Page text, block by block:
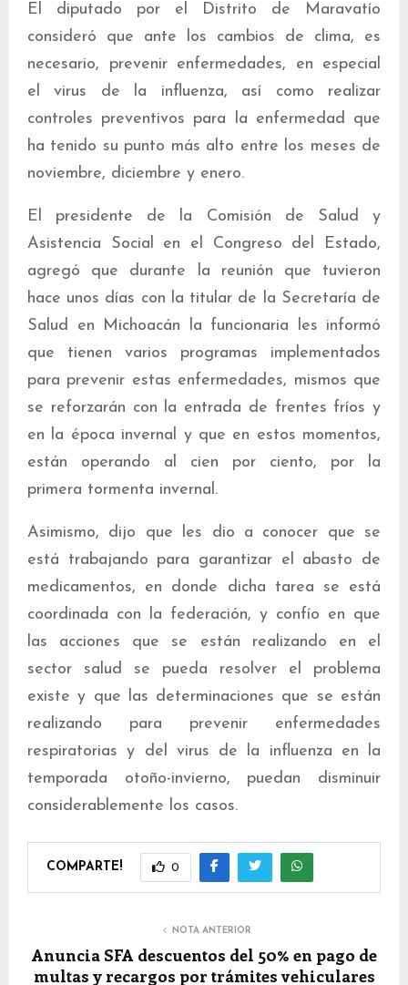
El diputado por el Distrito de Maravatío
consideró que ante los cambios de clima, es
necesario, prevenir enfermedades, en especial
el virus de la influenza, así como realizar
controles preventivos para la enfermedad que
ha tenido su punto más alto entre los meses de
noviembre, diciembre y enero.
El presidente de la Comisión de Salud y
Asistencia Social en el Congreso del Estado,
agregó que durante la reunión que tuvieron
hace unos días con la titular de la Secretaría de
Salud en Michoacán la funcionaria les informó
que tienen varios programas implementados
para prevenir estas enfermedades, mismos que
se reforzarán con la entrada de frentes fríos y
en la época invernal y que en estos momentos,
están operando al cien por ciento, por la
primera tormenta invernal.
Asimismo, dijo que les dio a conocer que se
está trabajando para garantizar el abasto de
medicamentos, en donde dicha tarea se está
coordinada con la federación, y confío en que
las acciones que se están realizando en el
sector salud se pueda resolver el problema
existe y que las determinaciones que se están
realizando para prevenir enfermedades
respiratorias y del virus de la influenza en la
temporada otoño-invierno, puedan disminuir
considerablemente los casos.
COMPARTE! 0
NOTA ANTERIOR
Anuncia SFA descuentos del 50% en pago de
multas y recargos por trámites vehiculares